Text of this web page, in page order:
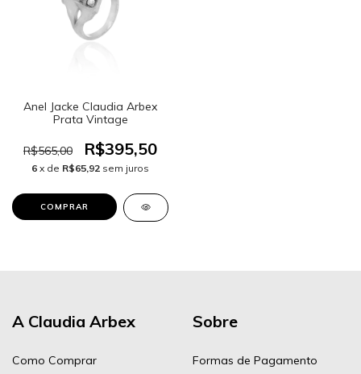
Anel Jacke Claudia Arbex
Prata Vintage
R$565,00 R$395,50
6 x de R$65,92 sem juros
A Claudia Arbex
Como Comprar
Sobre
Formas de Pagamento